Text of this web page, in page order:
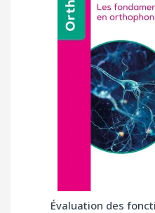
Évaluation des